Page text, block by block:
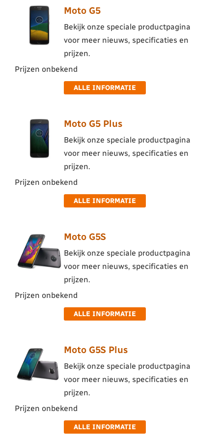
Moto G5
Bekijk onze speciale productpagina
voor meer nieuws, specificaties en
prijzen.
Prijzen onbekend
ALLE INFORMATIE
Moto G5 Plus
Bekijk onze speciale productpagina
voor meer nieuws, specificaties en
prijzen.
Prijzen onbekend
ALLE INFORMATIE
Moto G5S
Bekijk onze speciale productpagina
voor meer nieuws, specificaties en
prijzen.
Prijzen onbekend
ALLE INFORMATIE
Moto G5S Plus
Bekijk onze speciale productpagina
voor meer nieuws, specificaties en
prijzen.
Prijzen onbekend
ALLE INFORMATIE